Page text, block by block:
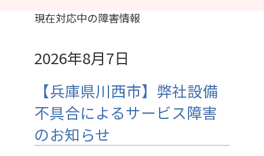
現在対応中の障害情報
2026年8月7日
【兵庫県川西市】弊社設備
不具合によるサービス障害
のお知らせ